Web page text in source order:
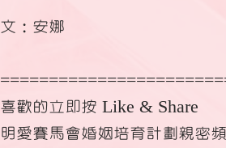
文：安娜
喜歡的立即按 Like & Share
明愛賽馬會婚姻培育計劃親密